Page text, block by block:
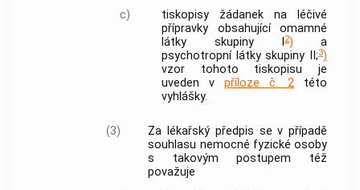
c)
tiskopisy žádanek na léčivé
přípravky obsahující omamné
látky skupiny I2) a
psychotropní látkyskupiny II;3)
vzor tohoto tiskopisu je
uveden vpříloze č. 2 této
vyhlášky.
(3) Za lékařský předpis se v případě
souhlasu nemocné fyzické osoby
s takovým postupem též
považuje